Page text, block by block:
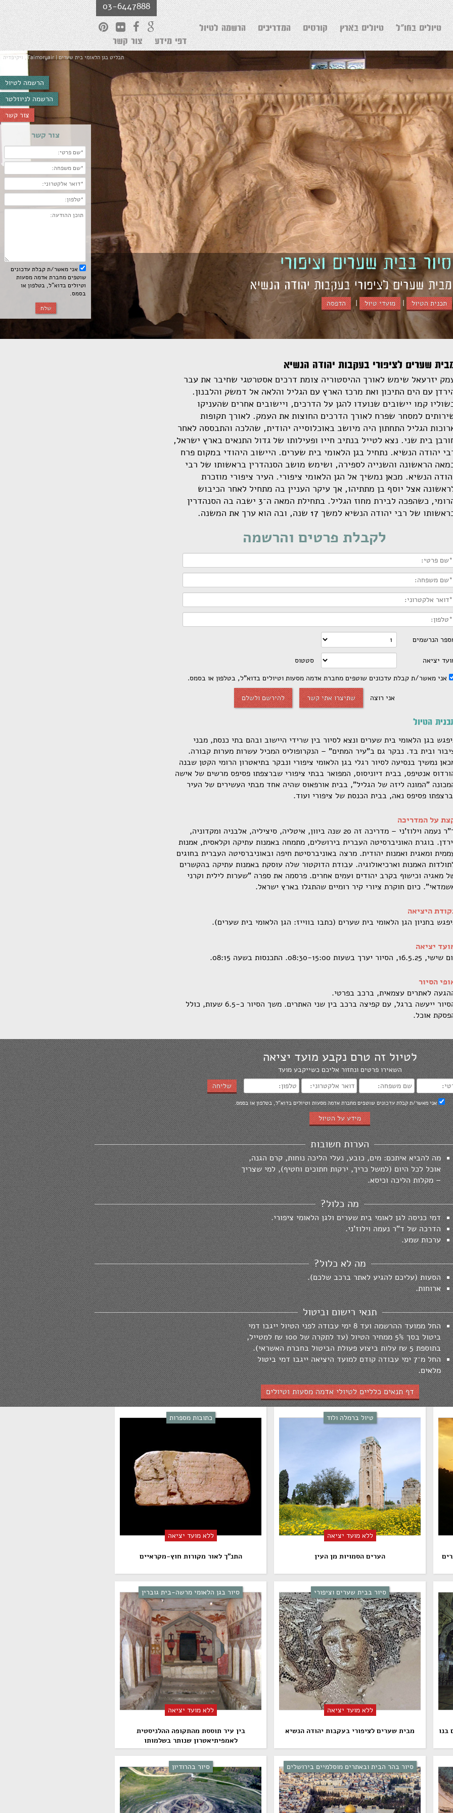
הרשמה לטיול
הרשמה לניוזלטר
צור קשר
צור קשר
אני מאשר/ת קבלת עדכונים
שוטפים מחברת אדמה מסעות
וטיולים בדוא”ל, בטלפון או
בסמס.
שלח
03-6447888
טיולים בחו"ל טיולים בארץ קורסים המדריכים
הרשמה לטיול
דפי מידע
צור קשר
תבליט בגן הלאומי בית שערים | Talmoryair, ויקיפדיה
סיור בבית שערים וציפורי
מבית שערים לציפורי בעקבות יהודה הנשיא
תכנית הטיול | מועדי טיול | הדפסה
שערים לציפורי בעקבות יהודה הנשיא
יזרעאל שימש לאורך ההיסטוריה צומת דרכים אסטרטגי שחיבר את עבר
עם הים התיכון ואת מרכז הארץ עם הגליל והלאה אל דמשק והלבנון.
קמו יישובים שנועדו להגן על הדרכים, ויישובים אחרים שהעניקו
למסחר שפרח לאורך הדרכים החוצות את העמק. לאורך תקופות
הגליל התחתון היה מיושב באוכלוסייה יהודית, שהלכה והתבססה לאחר
בית שני. נצא לטייל בנתיב חייו ופעילותו של גדול התנאים בארץ ישראל,
יהודה הנשיא. נתחיל בגן הלאומי בית שערים. היישוב היהודי במקום פרח
הראשונה והשנייה לספירה, ושימש מושב הסנהדרין בראשותו של רבי
הנשיא. מכאן נמשיך אל הגן הלאומי ציפורי. העיר ציפורי מוזכרת
אצל יוסף בן מתתיהו, אך עיקר העניין בה מתחיל לאחר הכיבוש
הרומי, כשהפכה לבירת מחוז הגליל. בתחילת המאה ה־3 ישבה בה הסנהדרין
של רבי יהודה הנשיא למשך 17 שנה, ובה הוא ערך את המשנה.
לקבלת פרטים והרשמה
הנרשמים
יציאה
סטטוס
אני מאשר/ת קבלת עדכונים שוטפים מחברת אדמה מסעות וטיולים בדוא”ל, בטלפון או בסמס.
אני רוצה שתיצרו אתי קשר להירשם ולשלם
הטיול
בגן הלאומי בית שערים ונצא לסיור בין שרידי היישוב ובהם בתי כנסת, מבני
ובית בד. נבקר גם ב"עיר המתים" – הנקרופוליס המכיל עשרות מערות קבורה.
נמשיך בנסיעה לסיור רגלי בגן הלאומי ציפורי ונבקר בתיאטרון הרומי הקטן שבנה
אנטיפס, בבית דיוניסוס, המפואר בבתי ציפורי שברצפתו פסיפס מרשים של אישה
"המונה ליזה של הגליל", בבית אורפאוס שהיה אחד מבתי העשירים של העיר
פסיפס נאה, בבית הכנסת של ציפורי ועוד.
על המדריכה
ד"ר נעמה וילוז'ני – מדריכה זה 20 שנה ביוון, איטליה, סיציליה, אלבניה ומקדוניה,
בוגרת האוניברסיטה העברית בירושלים, מתמחה באמנות עתיקה וקלאסית, אמנות
ומאגית ואמנות יהודית. מרצה באוניברסיטת חיפה ובאוניברסיטה העברית בחוגים
האמנות וארכיאולוגיה. עבודת הדוקטור שלה עוסקת באמנות עתיקה בהקשרים
מאגיה וכישוף בקרב יהודים ועמים אחרים. פרסמה את ספרה "שערות לילית וקרני
כיום חוקרת ציורי קיר רומיים שהתגלו בארץ ישראל.
היציאה
בחניון הגן הלאומי בית שערים (כתבו בווייז: הגן הלאומי בית שערים).
יציאה
16.5.25, הסיור יערך בשעות 08:30-15:00. התכנסות בשעה 08:15.
הסיור
לאתרים עצמאית, ברכב בפרטי.
הסיור ייעשה ברגל, עם קפיצה ברכב בין שני האתרים. משך הסיור כ-6.5 שעות, כולל
אוכל.
לטיול זה טרם נקבע מועד יציאה
השאירו פרטים ונחזור אליכם כשייקבע מועד
שליחה
אני מאשר/ת קבלת עדכונים שוטפים מחברת אדמה מסעות וטיולים בדוא"ל, בטלפון או בסמס.
מידע על הטיול
הערות חשובות
מה להביא איתכם: מים, כובע, נעלי הליכה נוחות, קרם הגנה,
אוכל לכל היום (למשל כריך, ירקות חתוכים וחטיף), למי שצריך
– מקלות הליכה וכיסא.
מה כלול?
דמי כניסה לגן לאומי בית שערים ולגן הלאומי ציפורי.
הדרכה של ד"ר נעמה וילוז'ני.
ערכות שמע.
מה לא כלול?
הסעות (עליכם להגיע לאתר ברכב שלכם).
ארוחות.
תנאי רישום וביטול
החל ממועד ההרשמה ועד 8 ימי עבודה לפני הטיול ייגבו דמי
ביטול בסך 5% ממחיר הטיול (עד לתקרה של 100 ₪ למטייל,
בתוספת 5 ₪ עלות ביצוע פעולת הביטול בחברת האשראי).
החל מ־7 ימי עבודה קודם למועד היציאה ייגבו דמי ביטול
מלאים.
דף תנאים כלליים לטיולי אדמה מסעות וטיולים
טיול ברמלה ולוד
ללא מועד יציאה
הערים הסמויות מן העין
כתובות מספרות
ללא מועד יציאה
התנ"ך לאור מקורות חוץ-מקראיים​
בנו
סיור בבית שערים וציפורי
ללא מועד יציאה
מבית שערים לציפורי בעקבות יהודה הנשיא
סיור בגן הלאומי מרשה-בית גוברין
ללא מועד יציאה
בין עיר תוססת מהתקופה ההלניסטית
לאמפיתיאטרון שנותר בשלמותו
סיור בהר הבית ובאתרים מוסלמיים בירושלים סיור בהרודיון